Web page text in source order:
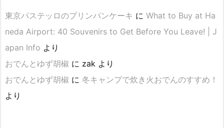
東京パステッロのプリンパンケーキ に What to Buy at Ha
neda Airport: 40 Souvenirs to Get Before You Leave! | J
apan Info より
おでんとゆず胡椒 に zak より
おでんとゆず胡椒 に 冬キャンプで炊き火おでんのすすめ！
より